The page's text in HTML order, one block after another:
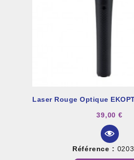
Laser Rouge Optique
39,00 €
Référence :